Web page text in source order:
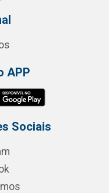
APP
Sociais